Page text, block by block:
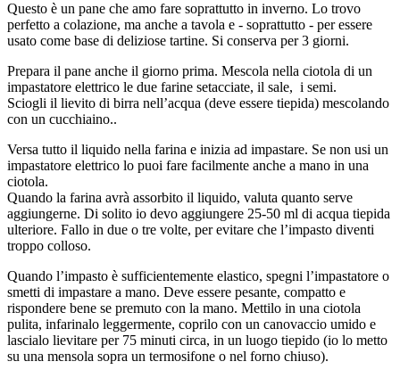
Questo è un pane che amo fare soprattutto in inverno. Lo trovo
perfetto a colazione, ma anche a tavola e - soprattutto - per essere
usato come base di deliziose tartine. Si conserva per 3 giorni.
Prepara il pane anche il giorno prima. Mescola nella ciotola di un
impastatore elettrico le due farine setacciate, il sale, i semi.
Sciogli il lievito di birra nell’acqua (deve essere tiepida) mescolando
con un cucchiaino..
Versa tutto il liquido nella farina e inizia ad impastare. Se non usi un
impastatore elettrico lo puoi fare facilmente anche a mano in una
ciotola.
Quando la farina avrà assorbito il liquido, valuta quanto serve
aggiungerne. Di solito io devo aggiungere 25-50 ml di acqua tiepida
ulteriore. Fallo in due o tre volte, per evitare che l’impasto diventi
troppo colloso.
Quando l’impasto è sufficientemente elastico, spegni l’impastatore o
smetti di impastare a mano. Deve essere pesante, compatto e
rispondere bene se premuto con la mano. Mettilo in una ciotola
pulita, infarinalo leggermente, coprilo con un canovaccio umido e
lascialo lievitare per 75 minuti circa, in un luogo tiepido (io lo metto
su una mensola sopra un termosifone o nel forno chiuso).